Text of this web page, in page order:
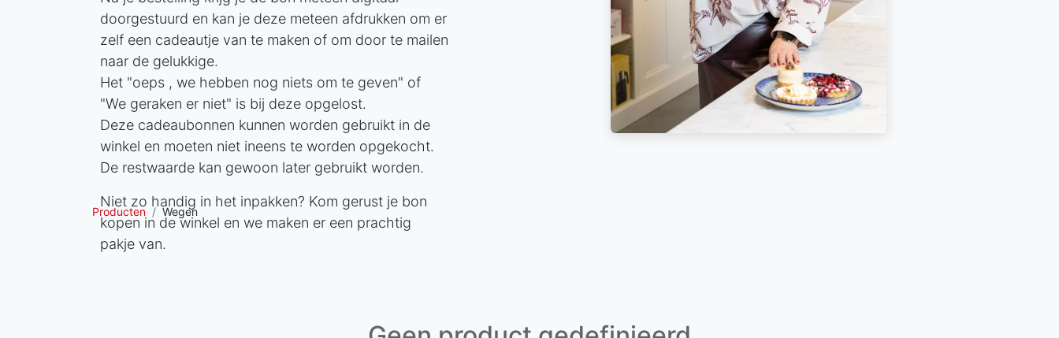
doorgestuurd en kan je deze meteen afdrukken om er
zelf een cadeautje van te maken of om door te mailen
naar de gelukkige.
Het "oeps , we hebben nog niets om te geven" of
"We geraken er niet" is bij deze opgelost.
Deze cadeaubonnen kunnen worden gebruikt in de
winkel en moeten niet ineens te worden opgekocht.
De restwaarde kan gewoon later gebruikt worden.
Niet zo handig in het inpakken? Kom gerust je bon
kopen in de winkel en we maken er een prachtig
pakje van.
Producten Wegen